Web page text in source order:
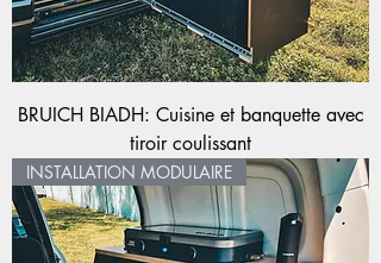
BRUICH BIADH: Cuisine et banquette avec
tiroir coulissant
INSTALLATION MODULAIRE